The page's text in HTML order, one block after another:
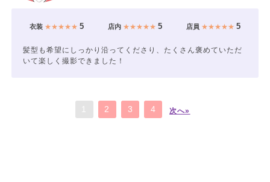
衣装★★★★★ 5 店内★★★★★ 5 店員 ★★★★★5
髪型も希望にしっかり沿ってくださり、たくさん褒めていただ
いて楽しく撮影できました！
2 3 4 次へ»